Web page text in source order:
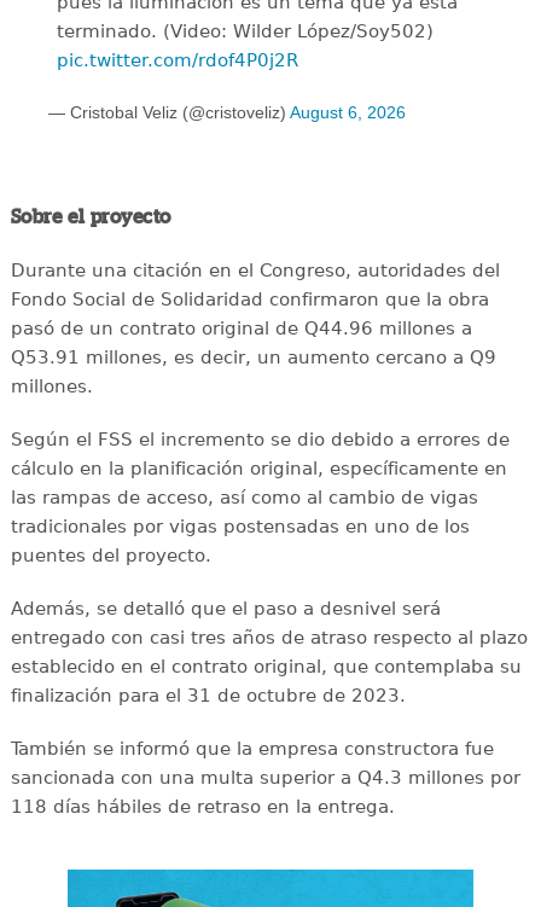
terminado. (Video: Wilder López/Soy502)
pic.twitter.com/rdof4P0j2R
— Cristobal Veliz (@cristoveliz) August 6, 2026
Sobre el proyecto
Durante una citación en el Congreso, autoridades del
Fondo Social de Solidaridad confirmaron que la obra
pasó de un contrato original de Q44.96 millones a
Q53.91 millones, es decir, un aumento cercano a Q9
millones.
Según el FSS el incremento se dio debido a errores de
cálculo en la planificación original, específicamente en
las rampas de acceso, así como al cambio de vigas
tradicionales por vigas postensadas en uno de los
puentes del proyecto.
Además, se detalló que el paso a desnivel será
entregado con casi tres años de atraso respecto al plazo
establecido en el contrato original, que contemplaba su
finalización para el 31 de octubre de 2023.
También se informó que la empresa constructora fue
sancionada con una multa superior a Q4.3 millones por
118 días hábiles de retraso en la entrega.